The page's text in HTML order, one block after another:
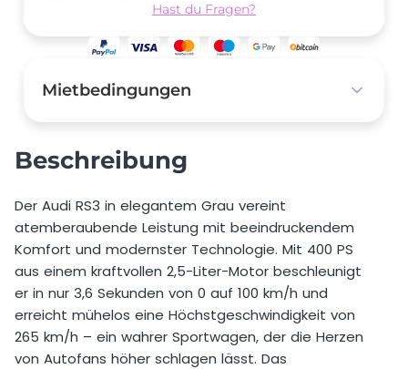
Beschreibung
Der Audi RS3 in elegantem Grau vereint
atemberaubende Leistung mit beeindruckendem
Komfort und modernster Technologie. Mit 400 PS
aus einem kraftvollen 2,5-Liter-Motor beschleunigt
er in nur 3,6 Sekunden von 0 auf 100 km/h und
erreicht mühelos eine Höchstgeschwindigkeit von
265 km/h – ein wahrer Sportwagen, der die Herzen
von Autofans höher schlagen lässt. Das
Hast du Fragen?
Mietbedingungen
Kaution
Preis pro Extra km vor Buchung 1,50 €
Preis pro Extra km nach Buchung 2,50 €
Mindestalter 18 Jahre
Zusätzlicher Fahrer erlaubt